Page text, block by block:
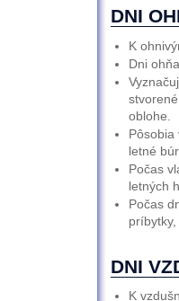
DNI
K
Dni
oblohe.
Pôsobia
letné
Počas
letných
Počas
DNI
K